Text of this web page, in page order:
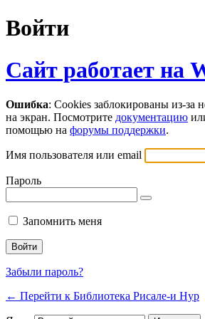
Войти
Сайт работает на
Ошибка: Cookies заблокированы из-за
на экран. Посмотрите документацию
помощью на форумы поддержки.
Имя пользователя или email
Пароль
Запомнить меня
Забыли пароль?
← Перейти к Библиотека Рисале-и Нур